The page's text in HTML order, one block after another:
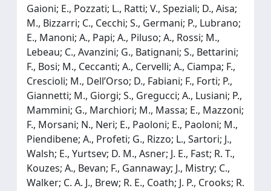
Gaioni; E., Pozzati; L., Ratti; V., Speziali; D., Aisa;
M., Bizzarri; C., Cecchi; S., Germani; P., Lubrano;
E., Manoni; A., Papi; A., Piluso; A., Rossi; M.,
Lebeau; C., Avanzini; G., Batignani; S., Bettarini;
F., Bosi; M., Ceccanti; A., Cervelli; A., Ciampa; F.,
Crescioli; M., Dell’Orso; D., Fabiani; F., Forti; P.,
Giannetti; M., Giorgi; S., Gregucci; A., Lusiani; P.,
Mammini; G., Marchiori; M., Massa; E., Mazzoni;
F., Morsani; N., Neri; E., Paoloni; E., Paoloni; M.,
Piendibene; A., Profeti; G., Rizzo; L., Sartori; J.,
Walsh; E., Yurtsev; D. M., Asner; J. E., Fast; R. T.,
Kouzes; A., Bevan; F., Gannaway; J., Mistry; C.,
Walker; C. A. J., Brew; R. E., Coath; J. P., Crooks; R.